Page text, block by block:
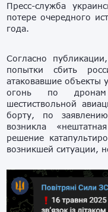
Пресс-служба
потере очередного
года.
Согласно
попытки сбить
атаковавшие объекты
огонь по
шестиствольной
борту, по
возникла
решение
возникшей ситуации,